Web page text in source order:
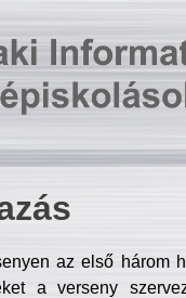
az első három
a verseny